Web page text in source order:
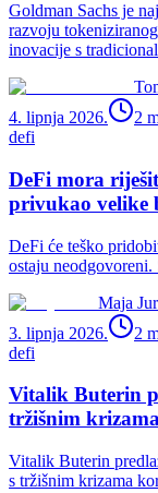
Goldman Sachs je
razvoju
inovacije s
4. lipnja 2026.
2
defi
DeFi mora
privukao velike
DeFi će teško
ostaju
Maja
3. lipnja 2026.
2
defi
Vitalik Buterin
tržišnim
Vitalik Buterin
s tržišnim krizama